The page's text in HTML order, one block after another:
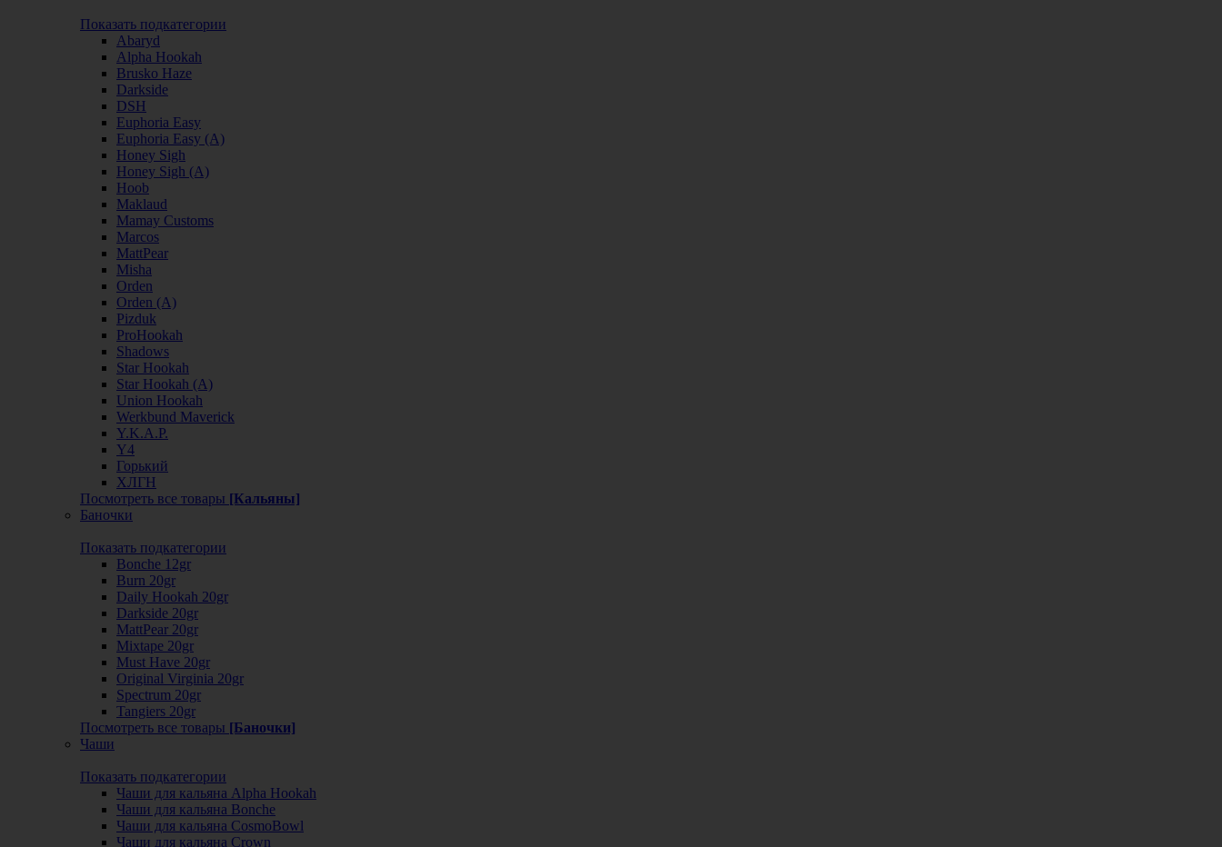
Показать подкатегории
Abaryd
Alpha Hookah
Brusko Haze
Darkside
DSH
Euphoria Easy
Euphoria Easy (А)
Honey Sigh
Honey Sigh (А)
Hoob
Maklaud
Mamay Customs
Marcos
MattPear
Misha
Orden
Orden (А)
Pizduk
ProHookah
Shadows
Star Hookah
Star Hookah (А)
Union Hookah
Werkbund Maverick
Y.K.A.P.
Y4
Горький
ХЛГН
Посмотреть все товары [Кальяны]
Баночки
Показать подкатегории
Bonche 12gr
Burn 20gr
Daily Hookah 20gr
Darkside 20gr
MattPear 20gr
Mixtape 20gr
Must Have 20gr
Original Virginia 20gr
Spectrum 20gr
Tangiers 20gr
Посмотреть все товары [Баночки]
Чаши
Показать подкатегории
Чаши для кальяна Alpha Hookah
Чаши для кальяна Bonche
Чаши для кальяна CosmoBowl
Чаши для кальяна Crown